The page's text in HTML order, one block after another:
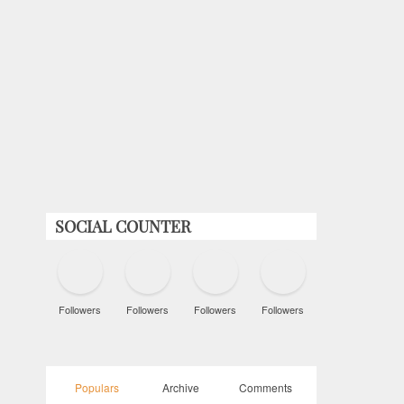
SOCIAL COUNTER
Followers Followers Followers Followers
Populars Archive Comments